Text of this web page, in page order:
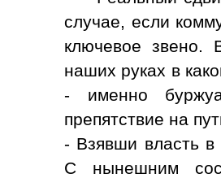
случае, если
ключевое звено.
наших руках в
- именно
препятствие на
- Взявши власть в
С нынешним